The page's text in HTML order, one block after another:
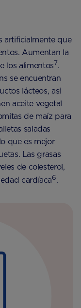
artificialmente que
Aumentan la
los alimentos7.
se encuentran
lácteos, así
aceite vegetal
de maíz para
saladas
que es mejor
Las grasas
de colesterol,
cardíaca6.